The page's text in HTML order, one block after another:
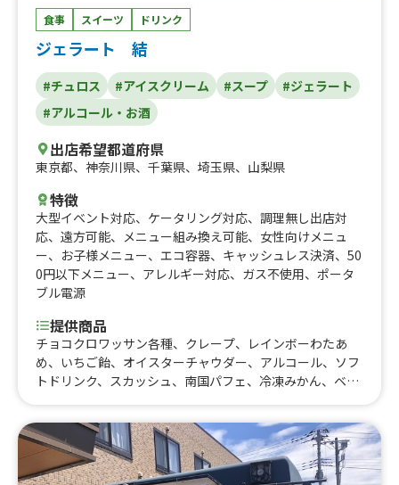
食事 スイーツ ドリンク
ジェラート 結
#チュロス #アイスクリーム #スープ
#ジェラート
#アルコール・お酒
出店希望都道府県
東京都、 神奈川県、 千葉県、 埼玉県、 山梨県
特徴
大型イベント対応、 ケータリング対応、 調理無し出店対
応、 遠方可能、 メニュー組み換え可能、 女性向けメニュ
ー、 お子様メニュー、 エコ容器、 キャッシュレス決済、 50
0円以下メニュー、 アレルギー対応、 ガス不使用、 ポータ
ブル電源
提供商品
チョコクロワッサン各種、クレープ、レインボーわたあ
め、いちご飴、オイスターチャウダー、アルコール、ソフ
トドリンク、スカッシュ、南国パフェ、冷凍みかん、ベト
ットチョコレート、コーンスープ、クラムチャウダー、一
口チュロス、ドリンク各種、フロート各種、ジェラート
シングル、ジェラート ダブル、ジェラート トリプル